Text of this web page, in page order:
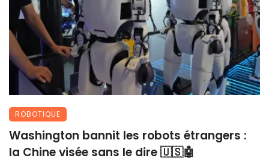
ROBOTIQUE
Washington bannit les robots étrangers :
la Chine visée sans le dire 🇺🇸🤖